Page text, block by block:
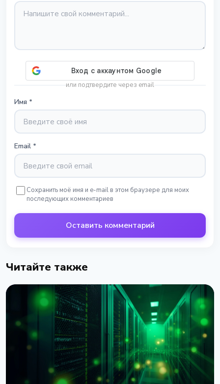
или подтвердите через email
Имя *
Email *
Сохранить моё имя и e-mail в этом браузере для моих
последующих комментариев
Оставить комментарий
Читайте также